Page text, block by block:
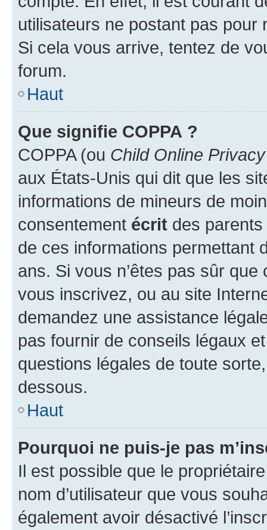
utilisateurs ne postant pas pour
Si cela vous arrive, tentez de
forum.
Haut
Que signifie COPPA ?
COPPA (ou Child Online
aux États-Unis qui dit que les
informations de mineurs de
consentement écrit des parents
de ces informations permettant
ans. Si vous n’êtes pas sûr
vous inscrivez, ou au site
demandez une assistance
pas fournir de conseils légaux
questions légales de toute
dessous.
Haut
Pourquoi ne puis-je pas
Il est possible que le
nom d’utilisateur que vous
également avoir désactivé